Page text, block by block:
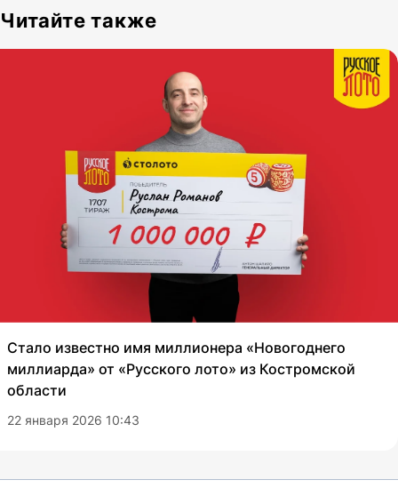
Читайте также
Стало известно имя миллионера «Новогоднего
миллиарда» от «Русского лото» из Костромской
области
22 января 2026 10:43